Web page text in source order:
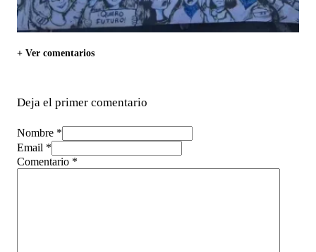
+ Ver comentarios
Deja el primer comentario
Nombre *
Email *
Comentario *